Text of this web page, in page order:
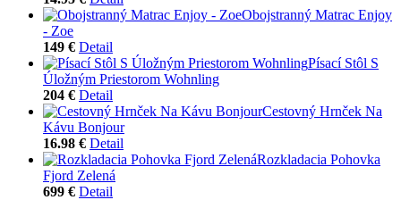
Obojstranný Matrac Enjoy
- Zoe
149 € Detail
Písací Stôl S
Úložným Priestorom Wohnling
204 € Detail
Cestovný Hrnček Na
Kávu Bonjour
16.98 € Detail
Rozkladacia Pohovka
Fjord Zelená
699 € Detail